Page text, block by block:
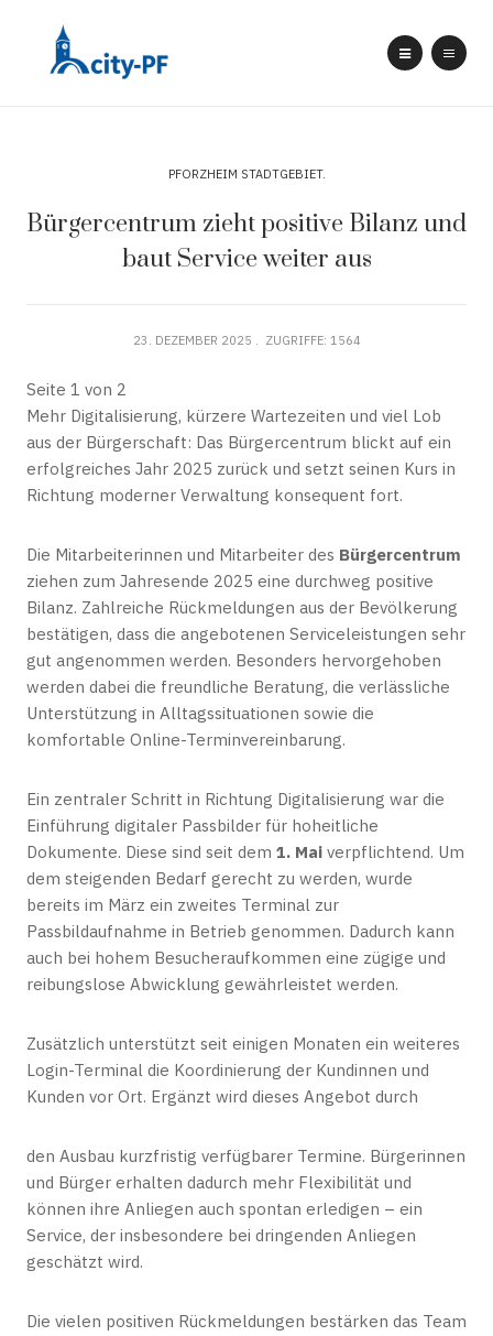
PFORZHEIM STADTGEBIET
Bürgercentrum zieht positive Bilanz und
baut Service weiter aus
23. DEZEMBER 2025 ZUGRIFFE: 1564
Seite 1 von 2
Mehr Digitalisierung, kürzere Wartezeiten und viel Lob
aus der Bürgerschaft: Das Bürgercentrum blickt auf ein
erfolgreiches Jahr 2025 zurück und setzt seinen Kurs in
Richtung moderner Verwaltung konsequent fort.
Die Mitarbeiterinnen und Mitarbeiter des Bürgercentrum
ziehen zum Jahresende 2025 eine durchweg positive
Bilanz. Zahlreiche Rückmeldungen aus der Bevölkerung
bestätigen, dass die angebotenen Serviceleistungen sehr
gut angenommen werden. Besonders hervorgehoben
werden dabei die freundliche Beratung, die verlässliche
Unterstützung in Alltagssituationen sowie die
komfortable Online-Terminvereinbarung.
Ein zentraler Schritt in Richtung Digitalisierung war die
Einführung digitaler Passbilder für hoheitliche
Dokumente. Diese sind seit dem 1. Mai verpflichtend. Um
dem steigenden Bedarf gerecht zu werden, wurde
bereits im März ein zweites Terminal zur
Passbildaufnahme in Betrieb genommen. Dadurch kann
auch bei hohem Besucheraufkommen eine zügige und
reibungslose Abwicklung gewährleistet werden.
Zusätzlich unterstützt seit einigen Monaten ein weiteres
Login-Terminal die Koordinierung der Kundinnen und
Kunden vor Ort. Ergänzt wird dieses Angebot durch
den Ausbau kurzfristig verfügbarer Termine. Bürgerinnen
und Bürger erhalten dadurch mehr Flexibilität und
können ihre Anliegen auch spontan erledigen – ein
Service, der insbesondere bei dringenden Anliegen
geschätzt wird.
Die vielen positiven Rückmeldungen bestärken das Team